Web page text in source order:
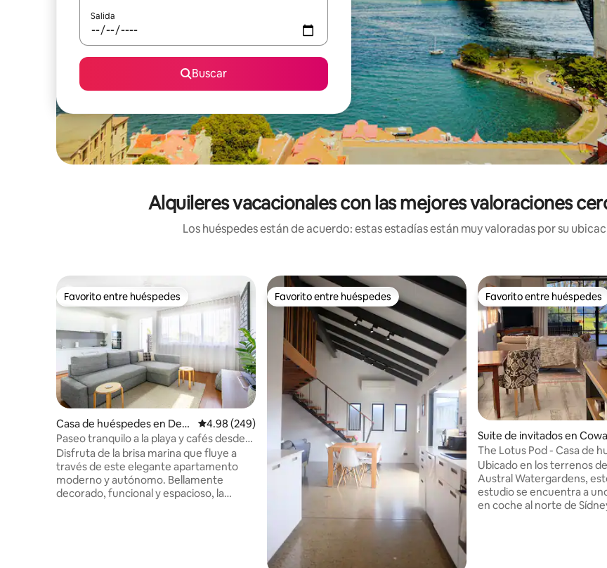
Salida
Buscar
Alquileres vacacionales con las mejores valoraciones
Los huéspedes están de acuerdo: estas estadías están muy valoradas por su
Favorito entre huéspedes
Favorito entre huéspedes
Casa de huéspedes en Dee
Why
Calificación promedio: 4.98 de 5, 249 reseñas
4.98 (249)
Paseo tranquilo a la playa y cafés desde
un apartamento orientado al norte
Disfruta de la brisa marina que fluye a
través de este elegante apartamento
moderno y autónomo. Bellamente
decorado, funcional y espacioso, la
Favorito entre huéspedes
Favorito entre huéspedes Favorito entre huéspedes
Favorito entre huéspedes
Suite de invitados en
The Lotus Pod - Casa de
única con vistas
Ubicado en los terrenos
Austral Watergardens,
estudio se encuentra a
en coche al norte de Sídney. A